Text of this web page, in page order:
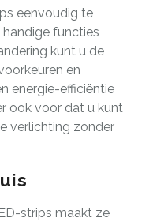
eenvoudig te
functies
kunt u de
en
energie-efficiëntie
ook voor dat u kunt
verlichting zonder
strips maakt ze